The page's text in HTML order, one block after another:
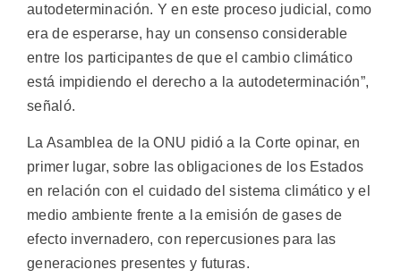
autodeterminación. Y en este proceso judicial, como
era de esperarse, hay un consenso considerable
entre los participantes de que el cambio climático
está impidiendo el derecho a la autodeterminación”,
señaló.
La Asamblea de la ONU pidió a la Corte opinar, en
primer lugar, sobre las obligaciones de los Estados
en relación con el cuidado del sistema climático y el
medio ambiente frente a la emisión de gases de
efecto invernadero, con repercusiones para las
generaciones presentes y futuras.